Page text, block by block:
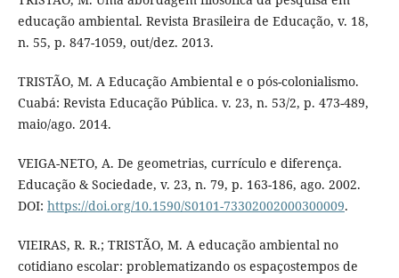
educação ambiental. Revista Brasileira de Educação, v. 18,
n. 55, p. 847-1059, out/dez. 2013.
TRISTÃO, M. A Educação Ambiental e o pós-colonialismo.
Cuabá: Revista Educação Pública. v. 23, n. 53/2, p. 473-489,
maio/ago. 2014.
VEIGA-NETO, A. De geometrias, currículo e diferença.
Educação & Sociedade, v. 23, n. 79, p. 163-186, ago. 2002.
DOI: https://doi.org/10.1590/S0101-73302002000300009.
VIEIRAS, R. R.; TRISTÃO, M. A educação ambiental no
cotidiano escolar: problematizando os espaçostempos de